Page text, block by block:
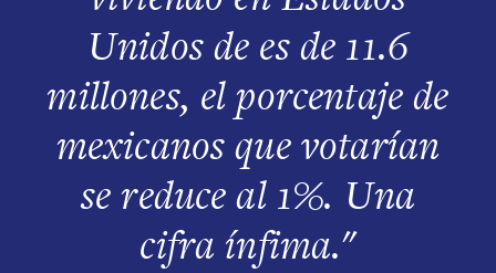
Unidos de es de 11.6
millones, el porcentaje de
mexicanos que votarían
se reduce al 1%. Una
cifra ínfima."